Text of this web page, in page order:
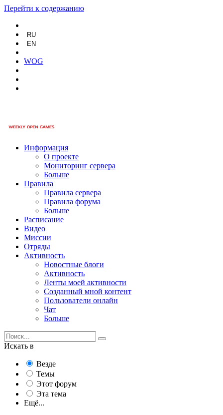
Перейти к содержанию
RU
EN
WOG
Информация
О проекте
Мониторинг сервера
Больше
Правила
Правила сервера
Правила форума
Больше
Расписание
Видео
Миссии
Отряды
Активность
Новостные блоги
Активность
Ленты моей активности
Созданный мной контент
Пользователи онлайн
Чат
Больше
Искать в
Везде
Темы
Этот форум
Эта тема
Ещё...